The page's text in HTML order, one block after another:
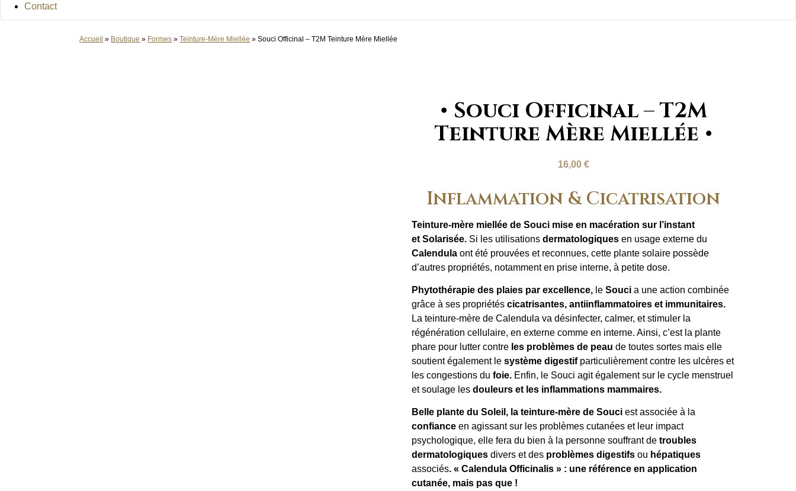
Contact
Accueil » Boutique » Formes »Teinture-Mère Miellée »Souci Officinal – T2M Teinture Mère Miellée
Souci Officinal – T2M
Teinture Mère Miellée
16,00 €
Inflammation & Cicatrisation
Teinture-mère miellée de Souci mise en macération sur l’instant
etSolarisée.Si les utilisations dermatologiquesen usage externe du
Calendulaont été prouvées et reconnues, cette plante solaire possède
d’autres propriétés, notamment en prise interne, à petite dose.
Phytothérapie des plaies par excellence,le Souci a une action combinée
grâce à ses propriétés cicatrisantes, antiinflammatoires et immunitaires.
La teinture-mère de Calendula va désinfecter, calmer, et stimuler la
régénération cellulaire, en externe comme en interne. Ainsi, c’est la plante
phare pour lutter contre les problèmes de peau de toutes sortes mais elle
soutient également le système digestifparticulièrement contre les ulcères et
les congestions du foie. Enfin, le Souci agit également sur le cycle menstruel
et soulage les douleurs et les inflammations mammaires.
Belle plante du Soleil, la teinture-mère de Souciest associée à la
confianceen agissant sur les problèmes cutanées et leur impact
psychologique, elle fera du bien à la personne souffrant de troubles
dermatologiques divers et desproblèmes digestifs ou hépatiques
associés. « Calendula Officinalis » : une référence en application
cutanée, mais pas que !